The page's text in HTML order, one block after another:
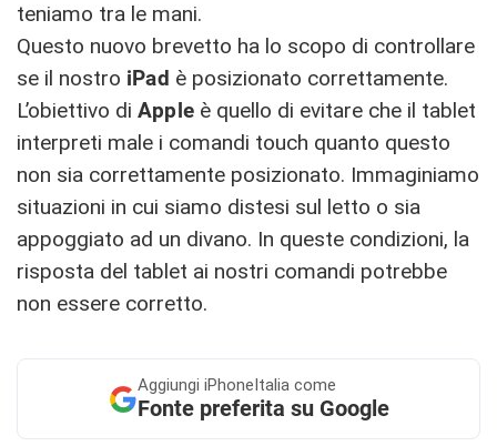
teniamo tra le mani.
Questo nuovo brevetto ha lo scopo di controllare
se il nostro iPad è posizionato correttamente.
L’obiettivo di Apple è quello di evitare che il tablet
interpreti male i comandi touch quanto questo
non sia correttamente posizionato. Immaginiamo
situazioni in cui siamo distesi sul letto o sia
appoggiato ad un divano. In queste condizioni, la
risposta del tablet ai nostri comandi potrebbe
non essere corretto.
Aggiungi iPhoneItalia come
Fonte preferita su Google